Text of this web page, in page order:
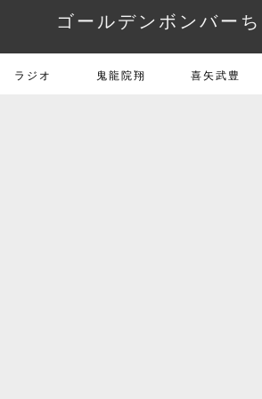
ゴールデンボンバー
ラジオ 鬼龍院翔 喜矢武豊